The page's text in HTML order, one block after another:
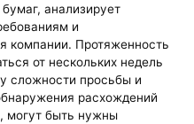
анализирует
и
компании. Протяженность
от нескольких недель
сложности просьбы и
расхождений
могут быть нужны